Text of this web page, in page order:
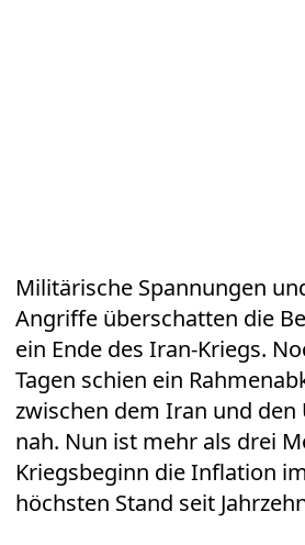
Militärische Spannungen
Angriffe überschatten die
ein Ende des Iran-Kriegs.
Tagen schien ein
zwischen dem Iran und den
nah. Nun ist mehr als drei
Kriegsbeginn die Inflation
höchsten Stand seit